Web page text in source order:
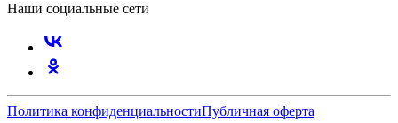
Наши социальные сети
Политика конфиденциальностиПубличная оферта